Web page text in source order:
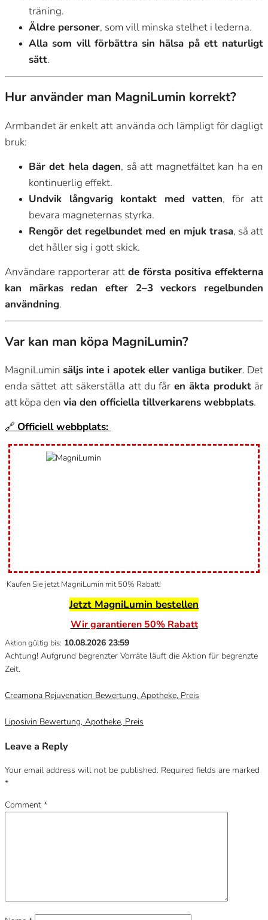
träning.
Äldre personer, som vill minska stelhet i lederna.
Alla som vill förbättra sin hälsa på ett naturligt
sätt.
Hur använder man MagniLumin korrekt?
Armbandet är enkelt att använda och lämpligt för dagligt
bruk:
Bär det hela dagen, så att magnetfältet kan ha en
kontinuerlig effekt.
Undvik långvarig kontakt med vatten, för att
bevara magneternas styrka.
Rengör det regelbundet med en mjuk trasa, så att
det håller sig i gott skick.
Användare rapporterar att de första positiva effekterna
kan märkas redan efter 2–3 veckors regelbunden
användning.
Var kan man köpa MagniLumin?
MagniLuminsäljs inte i apotek eller vanliga butiker. Det
enda sättet att säkerställa att du får en äkta produktär
att köpa den via den officiella tillverkarens webbplats.
🔗 Officiell webbplats:
Kaufen Sie jetzt MagniLumin mit 50% Rabatt!
Jetzt MagniLumin bestellen
Wir garantieren 50% Rabatt
Aktion gültig bis: 10.08.2026 23:59
Achtung! Aufgrund begrenzter Vorräte läuft die Aktion für begrenzte
Zeit.
Creamona Rejuvenation Bewertung, Apotheke, Preis
Liposivin Bewertung, Apotheke, Preis
Leave a Reply
Your email address will not be published. Required fields are marked
*
Comment *